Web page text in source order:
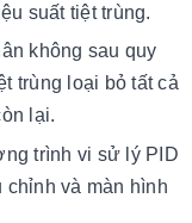
suất tiệt trùng.
không sau quy
trùng loại bỏ tất cả
lại.
trình vi sử lý PID
và màn hình